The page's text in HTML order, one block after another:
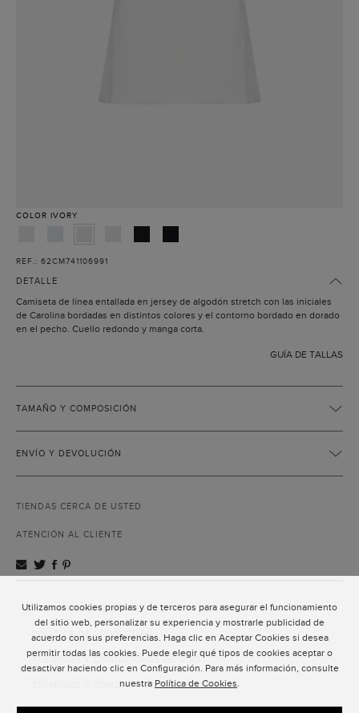
Utilizamos cookies propias y de terceros para asegurar el funcionamiento
del sitio web, personalizar su experiencia y mostrarle publicidad de
acuerdo con sus preferencias. Haga clic en Aceptar Cookies si desea
permitir todas las cookies. Puede elegir qué tipos de cookies aceptar o
desactivar haciendo clic en Configuración. Para más información, consulte
nuestra Política de Cookies.
COLOR IVORY
REF.: 62CM741106991
DETALLE
Camiseta de línea entallada en jersey de algodón stretch con las iniciales
de Carolina bordadas en distintos colores y el contorno bordado en dorado
en el pecho. Cuello redondo y manga corta.
GUÍA DE TALLAS
TAMAÑO Y COMPOSICIÓN
ENVÍO Y DEVOLUCIÓN
TIENDAS CERCA DE USTED
ATENCIÓN AL CLIENTE
ATENCIÓN AL CLIENTE
POLÍTICA DE PRIVACIDAD
TÉRMINOS Y CONDICIONES DE USO
TÉRMINOS Y CONDICIONES DE VENTA